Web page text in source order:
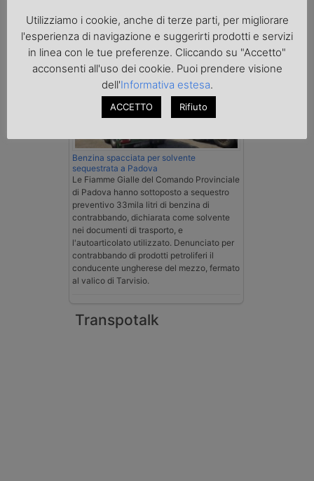
Cronaca
Benzina spacciata per solvente
sequestrata a Padova
Le Fiamme Gialle del Comando Provinciale
di Padova hanno sottoposto a sequestro
preventivo 33mila litri di benzina di
contrabbando, dichiarata come solvente
nei documenti di trasporto, e
l'autoarticolato utilizzato. Denunciato per
contrabbando di prodotti petroliferi il
conducente ungherese del mezzo, fermato
al valico di Tarvisio.
Transpotalk
Utilizziamo i cookie, anche di terze parti, per migliorare
l'esperienza di navigazione e suggerirti prodotti e servizi
in linea con le tue preferenze. Cliccando su "Accetto"
acconsenti all'uso dei cookie. Puoi prendere visione
dell'Informativa estesa.
ACCETTO Rifiuto